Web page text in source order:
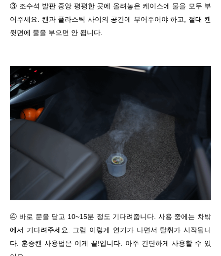
③ 조수석 발판 중앙 평평한 곳에 올려놓은 케이스에 물을 모두 부
어주세요. 캔과 플라스틱 사이의 공간에 부어주어야 하고, 절대 캔
윗면에 물을 부으면 안 됩니다.
④ 바로 문을 닫고 10~15분 정도 기다려줍니다. 사용 중에는 차밖
에서 기다려주세요. 그럼 이렇게 연기가 나면서 탈취가 시작됩니
다. 훈증캔 사용법은 이게 끝!입니다. 아주 간단하게 사용할 수 있